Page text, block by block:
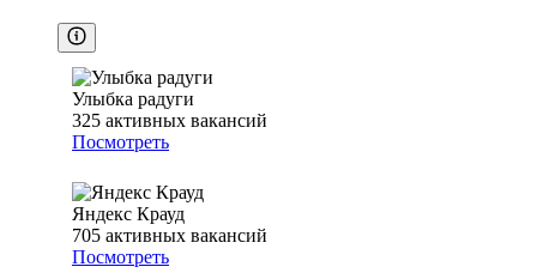
Улыбка радуги
325 активных вакансий
Посмотреть
Яндекс Крауд
705 активных вакансий
Посмотреть